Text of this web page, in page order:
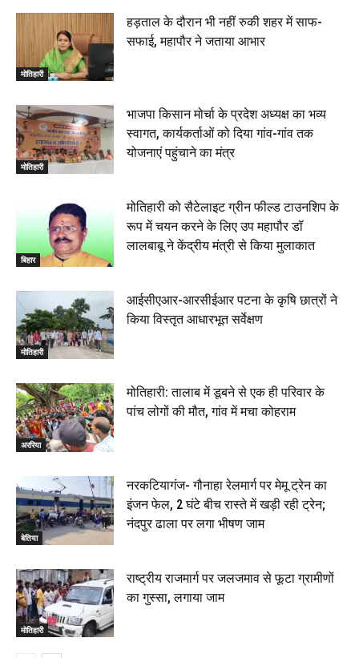
मोतिहारी
हड़ताल के दौरान भी नहीं रुकी शहर में साफ-
सफाई, महापौर ने जताया आभार
मोतिहारी
भाजपा किसान मोर्चा के प्रदेश अध्यक्ष का भव्य
स्वागत, कार्यकर्ताओं को दिया गांव-गांव तक
योजनाएं पहुंचाने का मंत्र
बिहार
मोतिहारी को सैटेलाइट ग्रीन फील्ड टाउनशिप के
रूप में चयन करने के लिए उप महापौर डॉ
लालबाबू ने केंद्रीय मंत्री से किया मुलाकात
मोतिहारी
आईसीएआर-आरसीईआर पटना के कृषि छात्रों ने
किया विस्तृत आधारभूत सर्वेक्षण
अररिया
मोतिहारी: तालाब में डूबने से एक ही परिवार के
पांच लोगों की मौत, गांव में मचा कोहराम
बेतिया
नरकटियागंज- गौनाहा रेलमार्ग पर मेमू ट्रेन का
इंजन फेल, 2 घंटे बीच रास्ते में खड़ी रही ट्रेन;
नंदपुर ढाला पर लगा भीषण जाम
मोतिहारी
राष्ट्रीय राजमार्ग पर जलजमाव से फूटा ग्रामीणों
का गुस्सा, लगाया जाम